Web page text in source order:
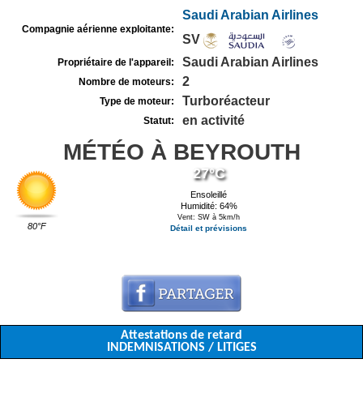
Compagnie aérienne exploitante:
Saudi Arabian Airlines
SV
Propriétaire de l'appareil: Saudi Arabian Airlines
Nombre de moteurs: 2
Type de moteur: Turboréacteur
Statut: en activité
MÉTÉO À BEYROUTH
80°F
27°C
Ensoleillé
Humidité: 64%
Vent: SW à 5km/h
Détail et prévisions
Attestations de retard
INDEMNISATIONS / LITIGES